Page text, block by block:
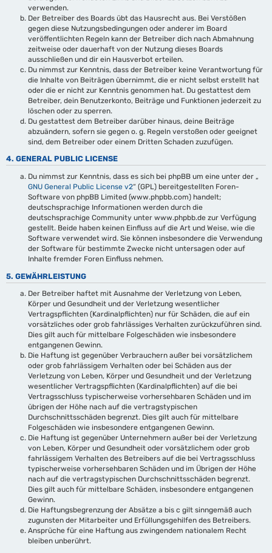
verwenden.
Der Betreiber des Boards übt das Hausrecht aus. Bei Verstößen
gegen diese Nutzungsbedingungen oder anderer im Board
veröffentlichten Regeln kann der Betreiber dich nach Abmahnung
zeitweise oder dauerhaft von der Nutzung dieses Boards
ausschließen und dir ein Hausverbot erteilen.
Du nimmst zur Kenntnis, dass der Betreiber keine Verantwortung für
die Inhalte von Beiträgen übernimmt, die er nicht selbst erstellt hat
oder die er nicht zur Kenntnis genommen hat. Du gestattest dem
Betreiber, dein Benutzerkonto, Beiträge und Funktionen jederzeit zu
löschen oder zu sperren.
Du gestattest dem Betreiber darüber hinaus, deine Beiträge
abzuändern, sofern sie gegen o. g. Regeln verstoßen oder geeignet
sind, dem Betreiber oder einem Dritten Schaden zuzufügen.
4. GENERAL PUBLIC LICENSE
Du nimmst zur Kenntnis, dass es sich bei phpBB um eine unter der „
GNU General Public License v2“ (GPL) bereitgestellten Foren-
Software von phpBB Limited (www.phpbb.com) handelt;
deutschsprachige Informationen werden durch die
deutschsprachige Community unter www.phpbb.de zur Verfügung
gestellt. Beide haben keinen Einfluss auf die Art und Weise, wie die
Software verwendet wird. Sie können insbesondere die Verwendung
der Software für bestimmte Zwecke nicht untersagen oder auf
Inhalte fremder Foren Einfluss nehmen.
5. GEWÄHRLEISTUNG
Der Betreiber haftet mit Ausnahme der Verletzung von Leben,
Körper und Gesundheit und der Verletzung wesentlicher
Vertragspflichten (Kardinalpflichten) nur für Schäden, die auf ein
vorsätzliches oder grob fahrlässiges Verhalten zurückzuführen sind.
Dies gilt auch für mittelbare Folgeschäden wie insbesondere
entgangenen Gewinn.
Die Haftung ist gegenüber Verbrauchern außer bei vorsätzlichem
oder grob fahrlässigem Verhalten oder bei Schäden aus der
Verletzung von Leben, Körper und Gesundheit und der Verletzung
wesentlicher Vertragspflichten (Kardinalpflichten) auf die bei
Vertragsschluss typischerweise vorhersehbaren Schäden und im
übrigen der Höhe nach auf die vertragstypischen
Durchschnittsschäden begrenzt. Dies gilt auch für mittelbare
Folgeschäden wie insbesondere entgangenen Gewinn.
Die Haftung ist gegenüber Unternehmern außer bei der Verletzung
von Leben, Körper und Gesundheit oder vorsätzlichem oder grob
fahrlässigem Verhalten des Betreibers auf die bei Vertragsschluss
typischerweise vorhersehbaren Schäden und im Übrigen der Höhe
nach auf die vertragstypischen Durchschnittsschäden begrenzt.
Dies gilt auch für mittelbare Schäden, insbesondere entgangenen
Gewinn.
Die Haftungsbegrenzung der Absätze a bis c gilt sinngemäß auch
zugunsten der Mitarbeiter und Erfüllungsgehilfen des Betreibers.
Ansprüche für eine Haftung aus zwingendem nationalem Recht
bleiben unberührt.